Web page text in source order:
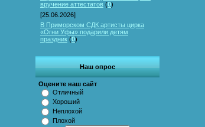
вручение аттестатов (0)
[25.06.2026]
В Приморском СДК артисты цирка
«Огни Уфы» подарили детям
праздник (0)
Наш опрос
Оцените наш сайт
Отличный
Хороший
Неплохой
Плохой